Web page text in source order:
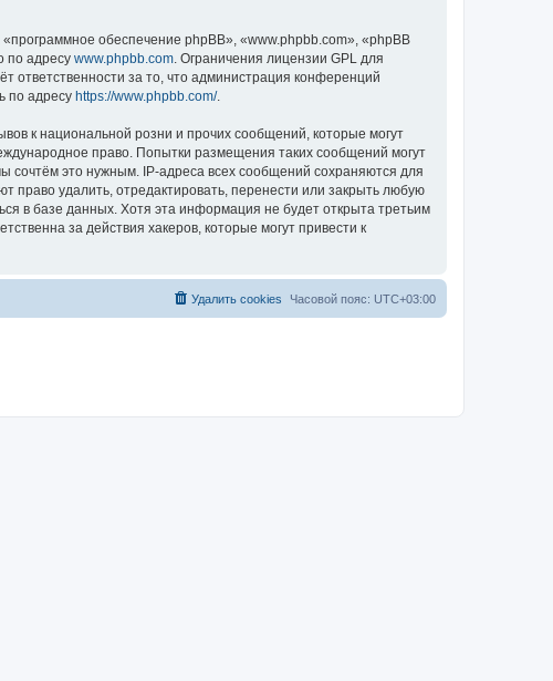
обеспечение phpBB», «www.phpbb.com», «phpBB
по адресу www.phpbb.com . Ограничения лицензии GPL для
ответственности за то, что администрация конференций
по адресу https://www.phpbb.com/.
к национальной розни и прочих сообщений, которые могут
право. Попытки размещения таких сообщений могут
сочтём это нужным. IP-адреса всех сообщений сохраняются для
удалить, отредактировать, перенести или закрыть любую
в базе данных. Хотя эта информация не будет открыта третьим
за действия хакеров, которые могут привести к
Часовой пояс: UTC+03:00
Удалить cookies